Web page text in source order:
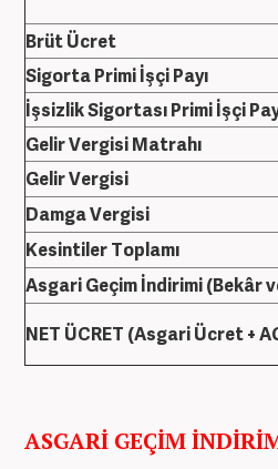
Brüt Ücret
Sigorta Primi İşçi Payı
İşsizlik Sigortası Primi İşçi
Gelir Vergisi Matrahı
Gelir Vergisi
Damga Vergisi
Kesintiler Toplamı
Asgari Geçim İndirimi (Bekâr
NET ÜCRET (Asgari Ücret +
ASGARİ GEÇİM